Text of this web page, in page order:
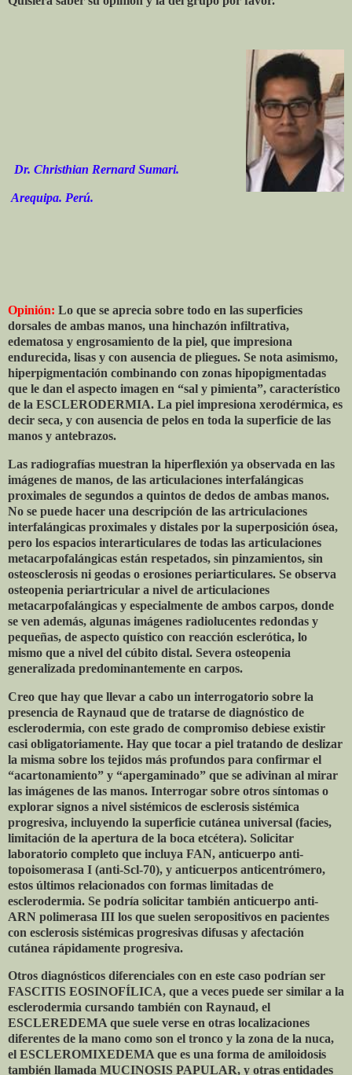
Dr. Christhian Rernard Sumari.
Arequipa. Perú.
Opinión: Lo que se aprecia sobre todo en las superficies
dorsales de ambas manos, una hinchazón infiltrativa,
edematosa y engrosamiento de la piel, que impresiona
endurecida, lisas y con ausencia de pliegues. Se nota asimismo,
hiperpigmentación combinando con zonas hipopigmentadas
que le dan el aspecto imagen en “sal y pimienta”, característico
de la ESCLERODERMIA. La piel impresiona xerodérmica, es
decir seca, y con ausencia de pelos en toda la superficie de las
manos y antebrazos.
Las radiografías muestran la hiperflexión ya observada en las
imágenes de manos, de las articulaciones interfalángicas
proximales de segundos a quintos de dedos de ambas manos.
No se puede hacer una descripción de las artriculaciones
interfalángicas proximales y distales por la superposición ósea,
pero los espacios interarticulares de todas las articulaciones
metacarpofalángicas están respetados, sin pinzamientos, sin
osteosclerosis ni geodas o erosiones periarticulares. Se observa
osteopenia periartricular a nivel de articulaciones
metacarpofalángicas y especialmente de ambos carpos, donde
se ven además, algunas imágenes radiolucentes redondas y
pequeñas, de aspecto quístico con reacción esclerótica, lo
mismo que a nivel del cúbito distal. Severa osteopenia
generalizada predominantemente en carpos.
Creo que hay que llevar a cabo un interrogatorio sobre la
presencia de Raynaud que de tratarse de diagnóstico de
esclerodermia, con este grado de compromiso debiese existir
casi obligatoriamente. Hay que tocar a piel tratando de deslizar
la misma sobre los tejidos más profundos para confirmar el
“acartonamiento” y “apergaminado” que se adivinan al mirar
las imágenes de las manos. Interrogar sobre otros síntomas o
explorar signos a nivel sistémicos de esclerosis sistémica
progresiva, incluyendo la superficie cutánea universal (facies,
limitación de la apertura de la boca etcétera). Solicitar
laboratorio completo que incluya FAN, anticuerpo anti-
topoisomerasa I (anti-Scl-70), y anticuerpos anticentrómero,
estos últimos relacionados con formas limitadas de
esclerodermia. Se podría solicitar también anticuerpo anti-
ARN polimerasa III los que suelen seropositivos en pacientes
con esclerosis sistémicas progresivas difusas y afectación
cutánea rápidamente progresiva.
Otros diagnósticos diferenciales con en este caso podrían ser
FASCITIS EOSINOFÍLICA, que a veces puede ser similar a la
esclerodermia cursando también con Raynaud, el
ESCLEREDEMA que suele verse en otras localizaciones
diferentes de la mano como son el tronco y la zona de la nuca,
el ESCLEROMIXEDEMA que es una forma de amiloidosis
también llamada MUCINOSIS PAPULAR, y otras entidades